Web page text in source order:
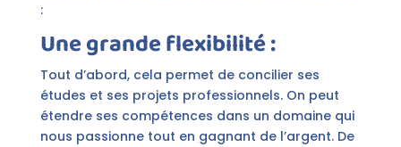
:
Une grande flexibilité :
Tout d’abord, cela permet de concilier ses
études et ses projets professionnels. On peut
étendre ses compétences dans un domaine qui
nous passionne tout en gagnant de l’argent. De